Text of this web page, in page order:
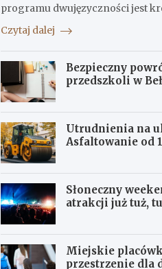
programu dwujęzyczności jest
Czytaj dalej
Bezpieczny
przedszkoli w
Utrudnienia na
Asfaltowanie od
Słoneczny
atrakcji już tuż,
Miejskie
przestrzenie dla